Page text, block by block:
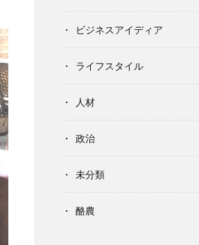
ビジネスアイディア
ライフスタイル
人材
政治
未分類
酪農